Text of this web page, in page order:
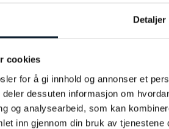
Detaljer
cookies
for å gi innhold og annonser et
dessuten informasjon om
og analysearbeid, som kan
inn gjennom din bruk av tjenestene